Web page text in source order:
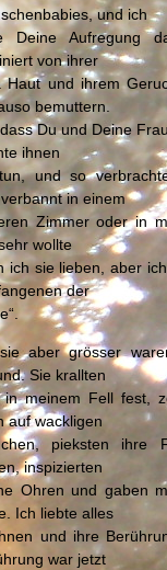
und ich
Deine Aufregung
von ihrer
Haut und ihrem
bemuttern.
Du und Deine
ihnen
und so
in einem
Zimmer oder in
wollte
ich sie lieben, aber
der
aber grösser
Sie krallten
in meinem Fell fest,
auf wackligen
pieksten ihre
inspizierten
Ohren und gaben
Ich liebte alles
und ihre
war jetzt